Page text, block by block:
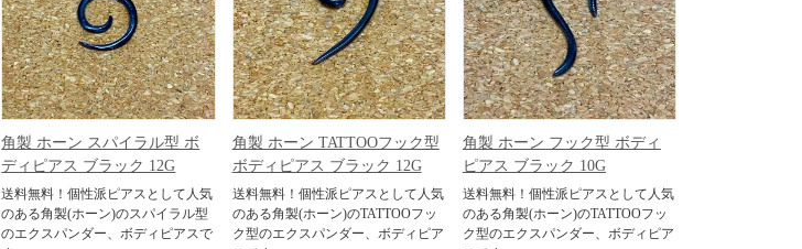
角製 ホーン スパイラル型 ボ
ディピアス ブラック 12G
送料無料！個性派ピアスとして人気
のある角製(ホーン)のスパイラル型
のエクスパンダー、ボディピアスで
角製 ホーン TATTOOフック型
ボディピアス ブラック 12G
送料無料！個性派ピアスとして人気
のある角製(ホーン)のTATTOOフッ
ク型のエクスパンダー、ボディピア
角製 ホーン フック型 ボディ
ピアス ブラック 10G
送料無料！個性派ピアスとして人気
のある角製(ホーン)のTATTOOフッ
ク型のエクスパンダー、ボディピア